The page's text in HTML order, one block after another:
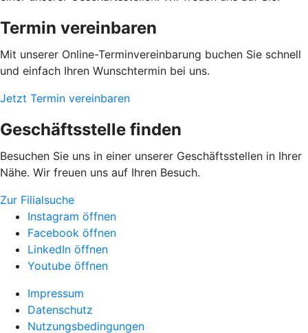
Termin vereinbaren
Mit unserer Online-Terminvereinbarung buchen Sie schnell
und einfach Ihren Wunschtermin bei uns.
Jetzt Termin vereinbaren
Geschäftsstelle finden
Besuchen Sie uns in einer unserer Geschäftsstellen in Ihrer
Nähe. Wir freuen uns auf Ihren Besuch.
Zur Filialsuche
Instagram öffnen
Facebook öffnen
LinkedIn öffnen
Youtube öffnen
Impressum
Datenschutz
Nutzungsbedingungen